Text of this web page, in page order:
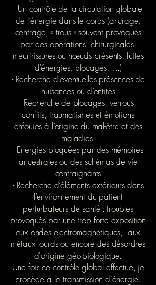
- Un contrôle de la circulation globale
de l’énergie dans le corps (ancrage,
centrage, « trous » souvent provoqués
par des opérations chirurgicales,
meurtrissures ou nœuds présents, fuites
d’énergies, blocages…..)
- Recherche d'éventuelles présences de
nuisances ou d’entités
- Recherche de blocages, verrous,
conflits, traumatismes et émotions
enfouies à l’origine du mal-être et des
maladies.
- Energies bloquées par des mémoires
ancestrales ou des schémas de vie
contraignants
- Recherche d’éléments extérieurs dans
l’environnement du patient
perturbateurs de santé : troubles
provoqués par une trop forte exposition
aux ondes électromagnétiques, aux
métaux lourds ou encore des désordres
d'origine géo-biologique.
Une fois ce contrôle global effectué, je
procède à la transmission d'énergie.